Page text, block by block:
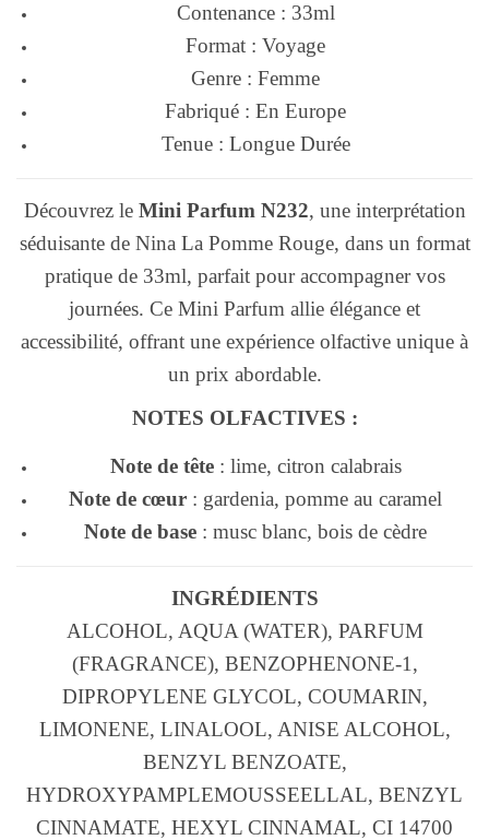
Contenance : 33ml
Format : Voyage
Genre : Femme
Fabriqué : En Europe
Tenue : Longue Durée
Découvrez le Mini Parfum N232, une interprétation
séduisante de Nina La Pomme Rouge, dans un format
pratique de 33ml, parfait pour accompagner vos
journées. Ce Mini Parfum allie élégance et
accessibilité, offrant une expérience olfactive unique à
un prix abordable.
NOTES OLFACTIVES :
Note de tête: lime, citron calabrais
Note de cœur : gardenia, pomme au caramel
Note de base : musc blanc, bois de cèdre
INGRÉDIENTS
ALCOHOL, AQUA (WATER), PARFUM
(FRAGRANCE), BENZOPHENONE-1,
DIPROPYLENE GLYCOL, COUMARIN,
LIMONENE, LINALOOL, ANISE ALCOHOL,
BENZYL BENZOATE,
HYDROXYPAMPLEMOUSSEELLAL, BENZYL
CINNAMATE, HEXYL CINNAMAL, CI 14700